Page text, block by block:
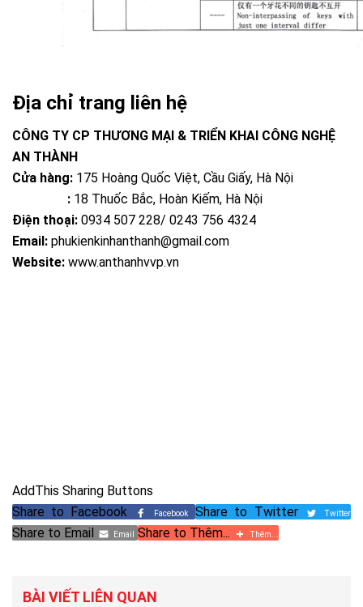
BÀI VIẾT LIÊN QUAN
Địa chỉ trang liên hệ
CÔNG TY CP THƯƠNG MẠI & TRIỂN KHAI CÔNG NGHỆ
AN THÀNH
Cửa hàng: 175 Hoàng Quốc Việt, Cầu Giấy, Hà Nội
: 18 Thuốc Bắc, Hoàn Kiếm, Hà Nội
Điện thoại: 0934 507 228/ 0243 756 4324
Email: phukienkinhanthanh@gmail.com
Website: www.anthanhvvp.vn
AddThis Sharing Buttons
Share to Facebook
Facebook Share to Twitter Twitter
Share to Email Email Share to Thêm... Thêm...